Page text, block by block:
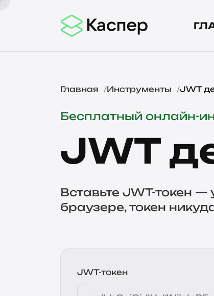
Главная Инструменты JWT
Бесплатный онлайн-
JWT
Вставьте JWT-токен
браузере, токен
JWT-токен